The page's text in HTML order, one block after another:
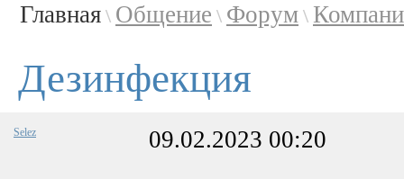
Главная \ Общение \ Форум \
Дезинфекция
Selez 09.02.2023 00:20